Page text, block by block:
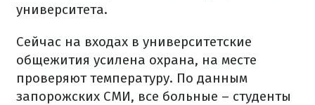
университета.
Сейчас на входах в университетские
общежития усилена охрана, на месте
проверяют температуру. По данным
запорожских СМИ, все больные – студенты